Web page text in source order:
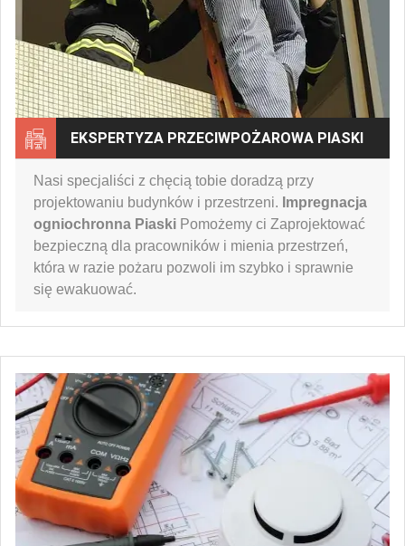
EKSPERTYZA PRZECIWPOŻAROWA PIASKI
Nasi specjaliści z chęcią tobie doradzą przy
projektowaniu budynków i przestrzeni. Impregnacja
ogniochronna Piaski Pomożemy ci Zaprojektować
bezpieczną dla pracowników i mienia przestrzeń,
która w razie pożaru pozwoli im szybko i sprawnie
się ewakuować.